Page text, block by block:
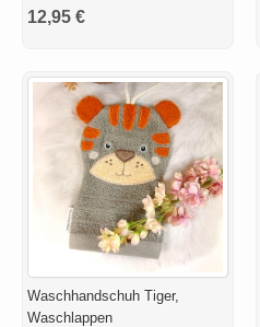
12,95 €
Waschhandschuh Tiger,
Waschlappen